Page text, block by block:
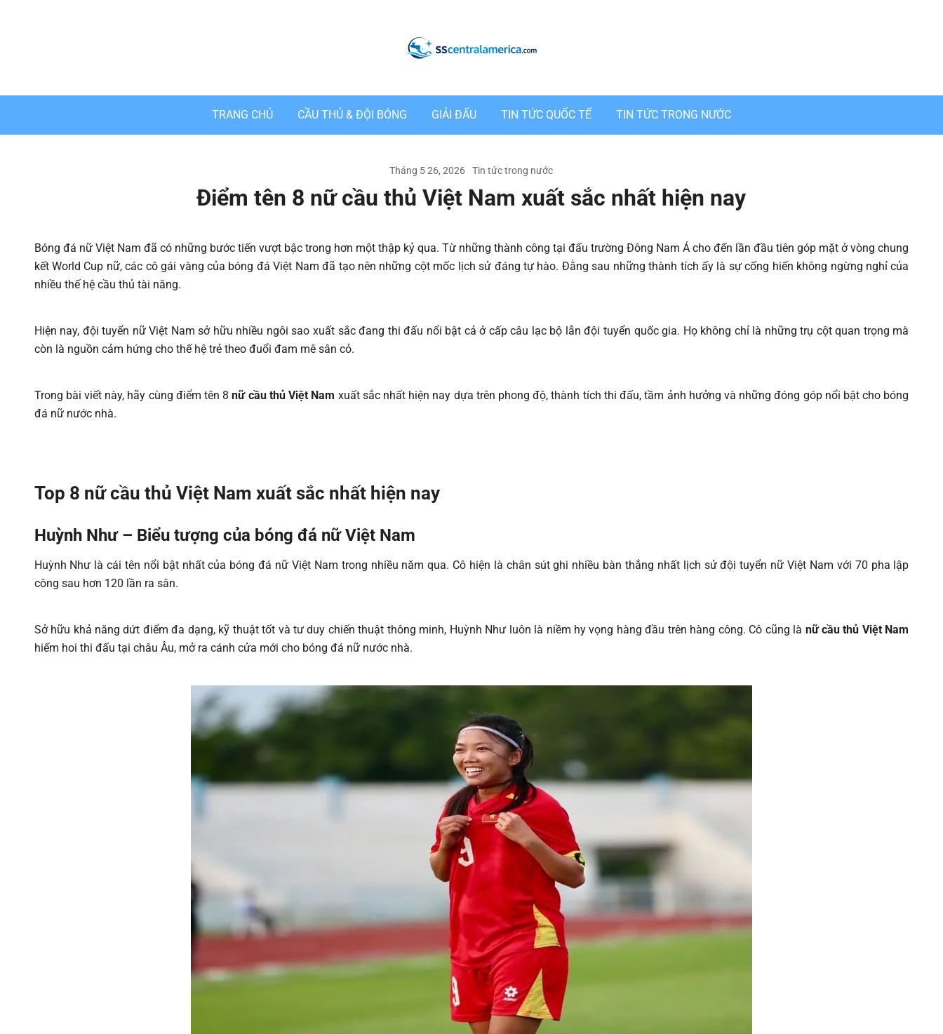
Tin Tức Bóng Đá 24/7
TRANG CHỦ CẦU THỦ & ĐỘI BÓNG GIẢI ĐẤU TIN TỨC QUỐC TẾ TIN TỨC TRONG NƯỚC
Tháng 5 26, 2026 Tin tức trong nước
Điểm tên 8 nữ cầu thủ Việt Nam xuất sắc nhất hiện nay
Bóng đá nữ Việt Nam đã có những bước tiến vượt bậc trong hơn một thập kỷ qua. Từ những thành công tại đấu trường Đông Nam Á cho đến lần đầu tiên góp mặt ở vòng chung
kết World Cup nữ, các cô gái vàng của bóng đá Việt Nam đã tạo nên những cột mốc lịch sử đáng tự hào. Đằng sau những thành tích ấy là sự cống hiến không ngừng nghỉ của
nhiều thế hệ cầu thủ tài năng.
Hiện nay, đội tuyển nữ Việt Nam sở hữu nhiều ngôi sao xuất sắc đang thi đấu nổi bật cả ở cấp câu lạc bộ lẫn đội tuyển quốc gia. Họ không chỉ là những trụ cột quan trọng mà
còn là nguồn cảm hứng cho thế hệ trẻ theo đuổi đam mê sân cỏ.
Trong bài viết này, hãy cùng điểm tên 8 nữ cầu thủ Việt Nam xuất sắc nhất hiện nay dựa trên phong độ, thành tích thi đấu, tầm ảnh hưởng và những đóng góp nổi bật cho bóng
đá nữ nước nhà.
Top 8 nữ cầu thủ Việt Nam xuất sắc nhất hiện nay
Huỳnh Như – Biểu tượng của bóng đá nữ Việt Nam
Huỳnh Như là cái tên nổi bật nhất của bóng đá nữ Việt Nam trong nhiều năm qua. Cô hiện là chân sút ghi nhiều bàn thắng nhất lịch sử đội tuyển nữ Việt Nam với 70 pha lập
công sau hơn 120 lần ra sân.
Sở hữu khả năng dứt điểm đa dạng, kỹ thuật tốt và tư duy chiến thuật thông minh, Huỳnh Như luôn là niềm hy vọng hàng đầu trên hàng công. Cô cũng là nữ cầu thủ Việt Nam
hiếm hoi thi đấu tại châu Âu, mở ra cánh cửa mới cho bóng đá nữ nước nhà.